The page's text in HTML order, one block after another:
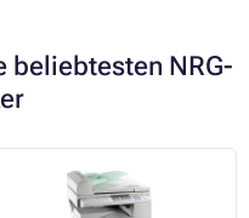
beliebtesten NRG-